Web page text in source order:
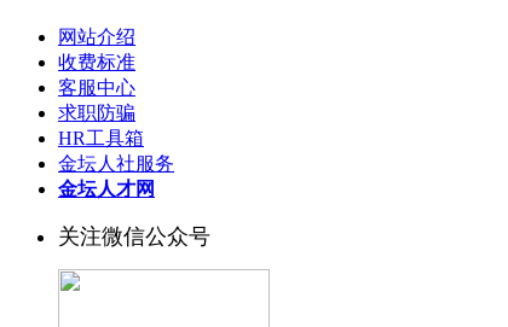
网站介绍
收费标准
客服中心
求职防骗
HR工具箱
金坛人社服务
金坛人才网
关注微信公众号